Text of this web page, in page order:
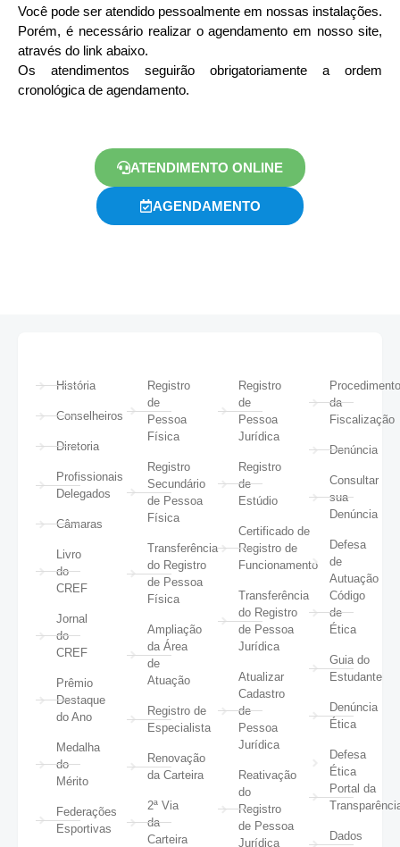
Você pode ser atendido pessoalmente em nossas instalações.
Porém, é necessário realizar o agendamento em nosso site,
através do link abaixo.
Os atendimentos seguirão obrigatoriamente a ordem
cronológica de agendamento.
ATENDIMENTO ONLINE
AGENDAMENTO
História
Conselheiros
Diretoria
Profissionais
Delegados
Câmaras
Livro
do
CREF
Jornal
do
CREF
Prêmio
Destaque
do Ano
Medalha
do
Mérito
Federações
Esportivas
Registro
de
Pessoa
Física
Registro
Secundário
de Pessoa
Física
Transferência
do Registro
de Pessoa
Física
Ampliação
da Área
de
Atuação
Registro de
Especialista
Renovação
da Carteira
2ª Via
da
Carteira
Registro
de
Pessoa
Jurídica
Registro
de
Estúdio
Certificado de
Registro de
Funcionamento
Transferência
do Registro
de Pessoa
Jurídica
Atualizar
Cadastro
de
Pessoa
Jurídica
Reativação
do
Registro
de Pessoa
Jurídica
da
Fiscalização
Denúncia
Consultar
sua
Denúncia
Defesa
de
Autuação
Código
de
Ética
Guia do
Estudante
Denúncia
Ética
Defesa
Ética
Portal da
Dados